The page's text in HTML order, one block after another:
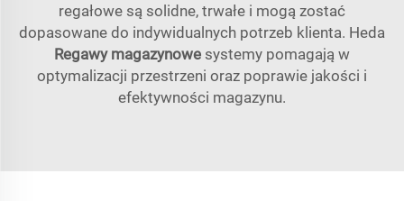
regałowe są solidne, trwałe i mogą zostać
dopasowane do indywidualnych potrzeb klienta. Heda
Regawy magazynowe systemy pomagają w
optymalizacji przestrzeni oraz poprawie jakości i
efektywności magazynu.